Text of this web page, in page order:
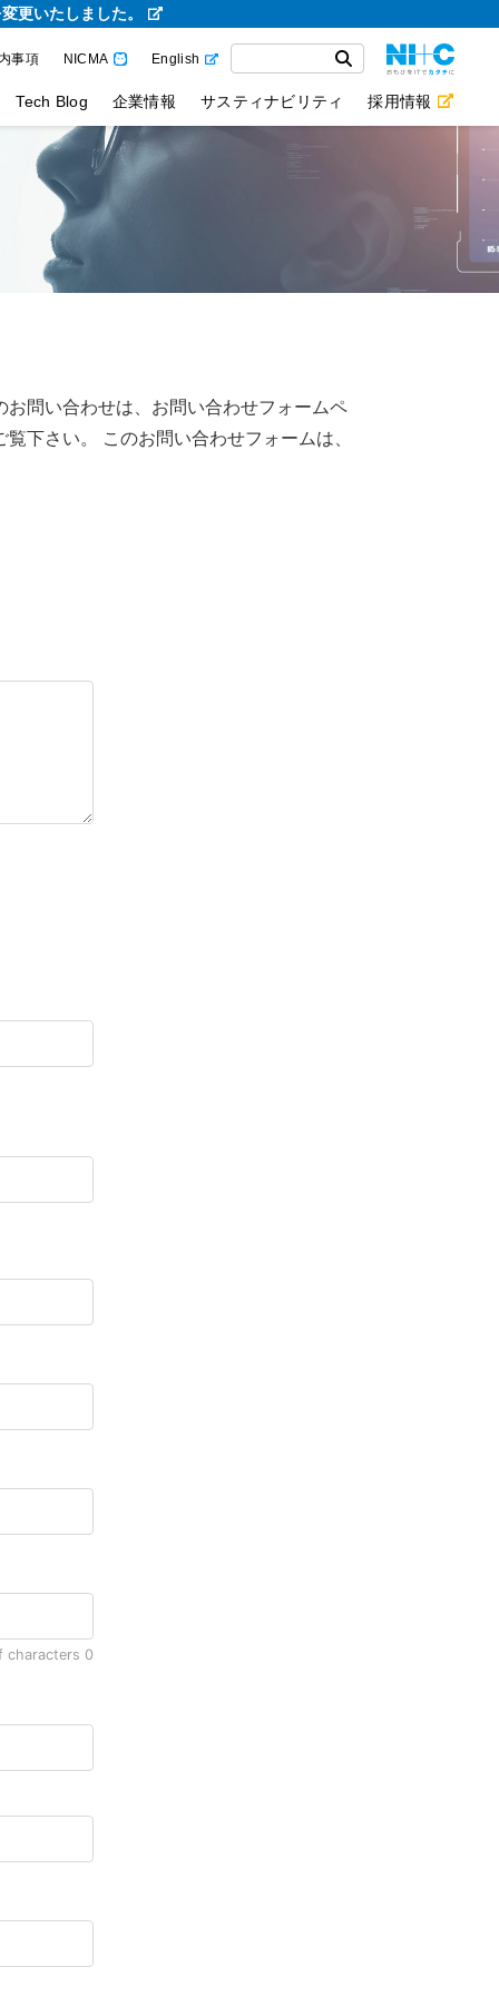
更いたしました。
事項 NICMA English
Tech Blog 企業情報 サスティナビリティ 採用情報
問い合わせは、お問い合わせフォームペ
下さい。 このお問い合わせフォームは、